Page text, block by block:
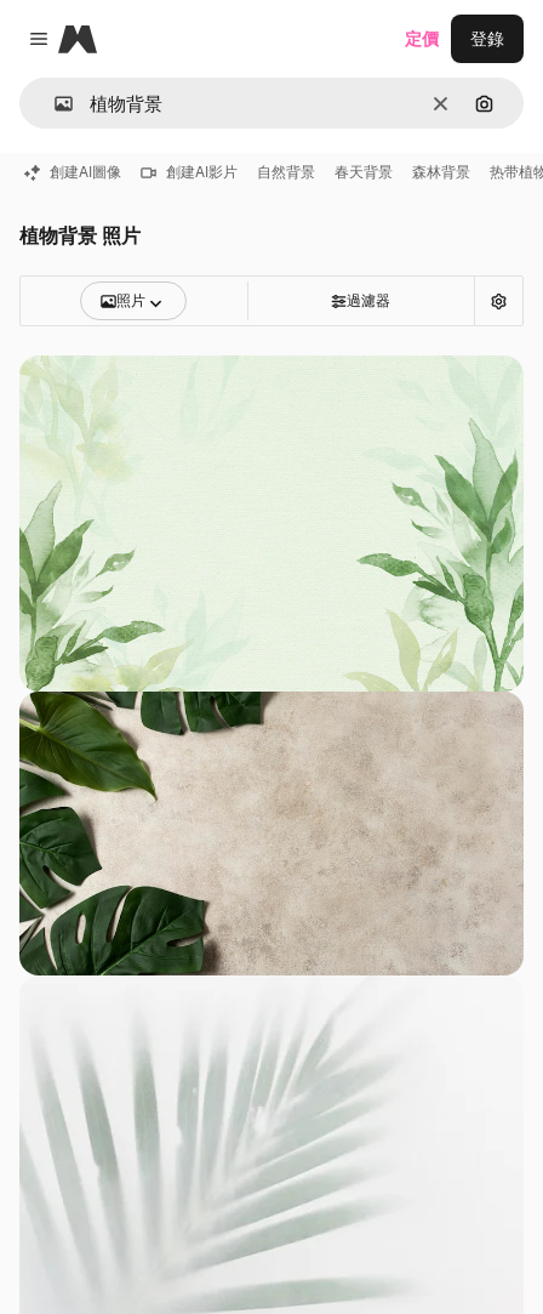
Close menu
Magnific
清除 通過圖
定價 登錄
創建AI圖像 創建AI影片 自然背景 春天背景 森林背景 热带植
植物背景 照片
照片 過濾器